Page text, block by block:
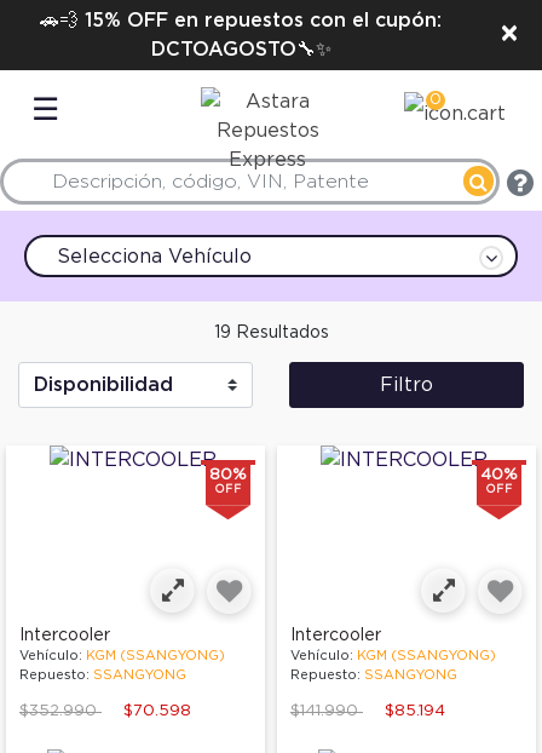
🚗💨 15% OFF en repuestos con el cupón:
DCTOAGOSTO🔧✨
×
☰ 0
Selecciona Vehículo
19 Resultados
Filtro
80%
OFF
Intercooler
Vehículo: KGM (SSANGYONG)
Repuesto: SSANGYONG
Price reduced from
$352.990to $70.598
40%
OFF
Intercooler
Vehículo: KGM (SSANGYONG)
Repuesto: SSANGYONG
Price reduced from
$141.990to $85.194